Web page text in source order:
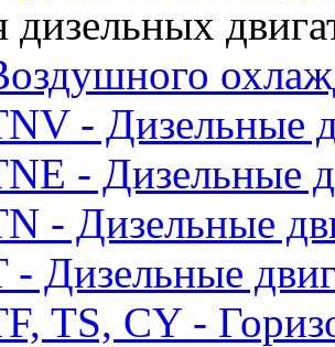
дизельных
- Дизельные
- Дизельные
- Дизельные
- Дизельные
TS, CY -